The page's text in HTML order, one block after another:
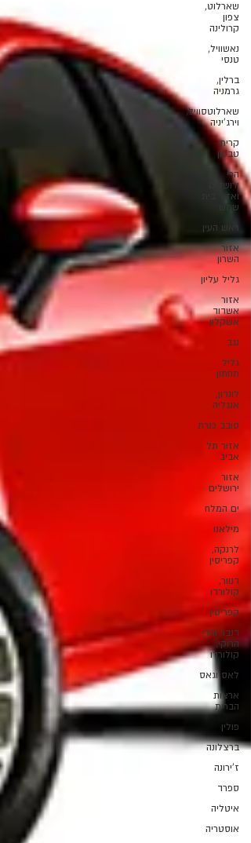
שארלוט,
צפון
קרולינה
נאשוויל,
טנסי
ברלין,
גרמניה
שארלוטסוויל,
וירג'יניה
קרית
טבעון
הרי
ירושלים
ואזור בית
שמש
ראש העין
אזור
השרון
גליל עליון
אזור
אשדוד
אשקלון
נגב
גליל
תחתון
לונדון,
אנגליה
סובב כנרת
אזור תל
אביב
אזור
ירושלים
ים המלח
מילאנו
לרנקה,
קפריסין
דנוור,
קולורדו
קפריסין
דנבר והרי
הרוקי,
קולורדו
לאס וגאס
ארצות
הברית
פולין
ברצלונה
ז'ירונה
ספרד
איטליה
אוסטריה